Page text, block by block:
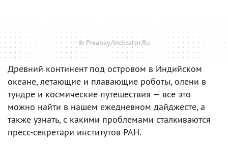
© Pixabay/Indicator.Ru
Древний континент под островом в Индийском
океане, летающие и плавающие роботы, олени в
тундре и космические путешествия — все это
можно найти в нашем ежедневном дайджесте, а
также узнать, с какими проблемами сталкиваются
пресс-секретари институтов РАН.